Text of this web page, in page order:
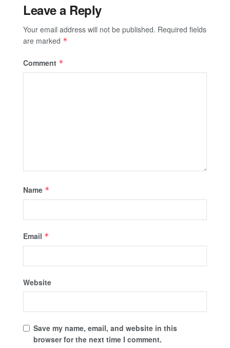
Leave a Reply
Your email address will not be published. Required fields
are marked *
Comment *
Name *
Email *
Website
Save my name, email, and website in this
browser for the next time I comment.